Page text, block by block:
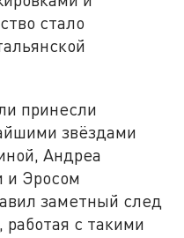
стало
принесли
звёздами
Андреа
и Эросом
заметный след
с такими